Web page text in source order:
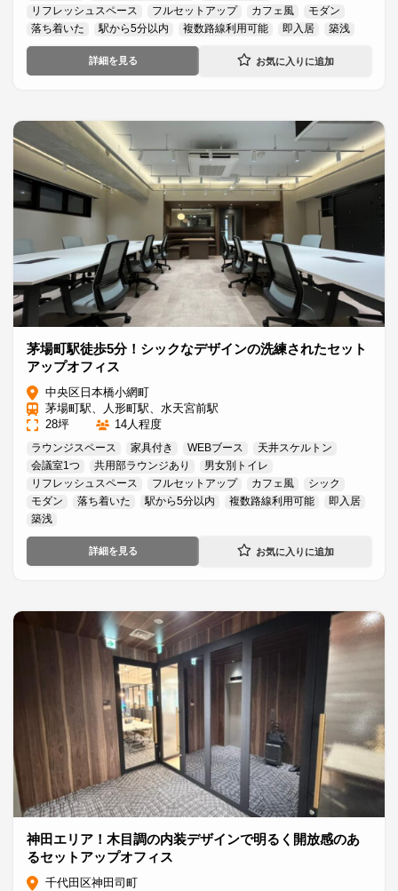
リフレッシュスペース
フルセットアップ カフェ風
モダン
落ち着いた
駅から5分以内 複数路線利用可能 即入居 築浅
詳細を見る
茅場町駅徒歩5分！シックなデザインの洗練されたセット
アップオフィス
中央区日本橋小網町
茅場町駅、人形町駅、水天宮前駅
28坪
14人程度
ラウンジスペース 家具付き WEBブース
天井スケルトン
会議室1つ
共用部ラウンジあり
男女別トイレ
リフレッシュスペース
フルセットアップ カフェ風
シック
モダン
落ち着いた 駅から5分以内 複数路線利用可能
即入居
築浅
詳細を見る
神田エリア！木目調の内装デザインで明るく開放感のあ
るセットアップオフィス
千代田区神田司町